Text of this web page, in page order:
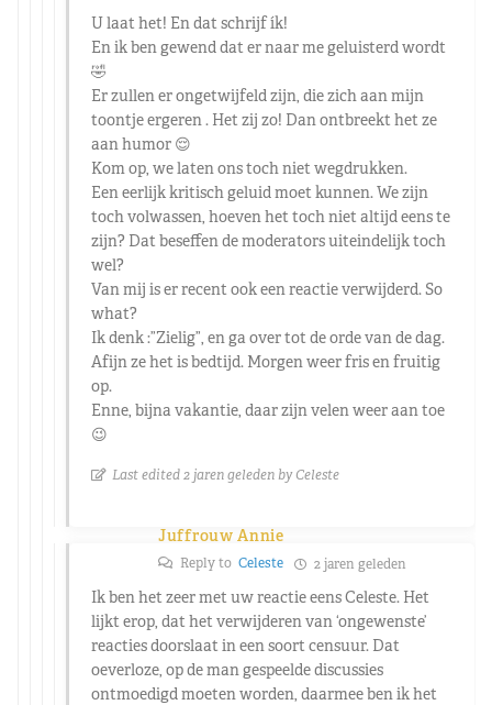
U laat het! En dat schrijf ík!
En ik ben gewend dat er naar me geluisterd wordt
🤣
Er zullen er ongetwijfeld zijn, die zich aan mijn
toontje ergeren . Het zij zo! Dan ontbreekt het ze
aan humor 😌
Kom op, we laten ons toch niet wegdrukken.
Een eerlijk kritisch geluid moet kunnen. We zijn
toch volwassen, hoeven het toch niet altijd eens te
zijn? Dat beseffen de moderators uiteindelijk toch
wel?
Van mij is er recent ook een reactie verwijderd. So
what?
Ik denk :”Zielig”, en ga over tot de orde van de dag.
Afijn ze het is bedtijd. Morgen weer fris en fruitig
op.
Enne, bijna vakantie, daar zijn velen weer aan toe
😉
Last edited 2 jaren geleden by Celeste
Juffrouw Annie
Reply to Celeste 2 jaren geleden
Ik ben het zeer met uw reactie eens Celeste. Het
lijkt erop, dat het verwijderen van ‘ongewenste’
reacties doorslaat in een soort censuur. Dat
oeverloze, op de man gespeelde discussies
ontmoedigd moeten worden, daarmee ben ik het